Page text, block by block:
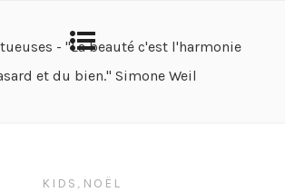
KIDS , NOËL